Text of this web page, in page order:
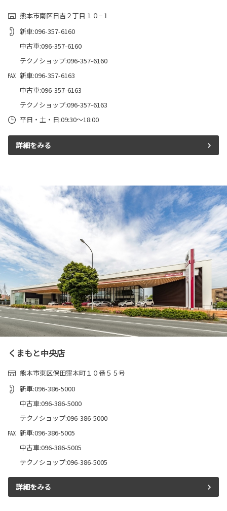
熊本市南区日吉２丁目１０−１
新車:096-357-6160
中古車:096-357-6160
テクノショップ:096-357-6160
新車:096-357-6163
中古車:096-357-6163
テクノショップ:096-357-6163
平日・土・日:09:30～18:00
詳細をみる
くまもと中央店
熊本市東区保田窪本町１０番５５号
新車:096-386-5000
中古車:096-386-5000
テクノショップ:096-386-5000
新車:096-386-5005
中古車:096-386-5005
テクノショップ:096-386-5005
詳細をみる